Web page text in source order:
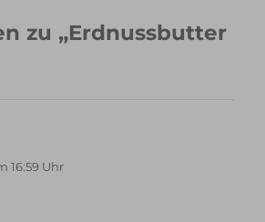
zu „Erdnussbutter
16:59 Uhr